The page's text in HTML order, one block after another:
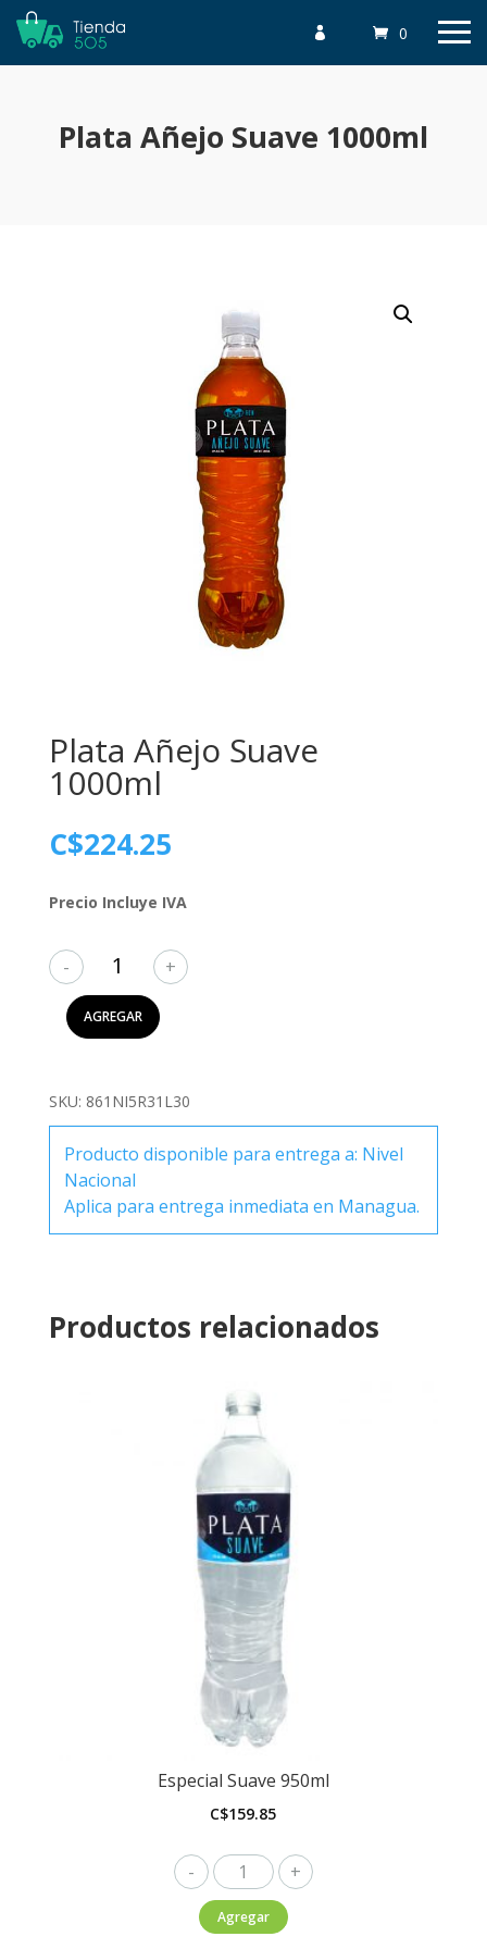
 0
Plata Añejo Suave 1000ml
Plata Añejo Suave
1000ml
C$224.25
Precio Incluye IVA
Plata
Suave
1000ml
AGREGAR
SKU: 861NI5R31L30
Producto disponible para entrega a: Nivel
Nacional
Aplica para entrega inmediata en Managua.
Productos relacionados
Especial Suave 950ml
C$159.85
Especial
Suave
950ml
Agregar